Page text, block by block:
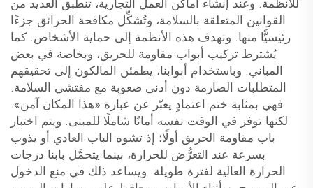
للأنظمة. وعند إنشاء أماكن العمل التجارية، تنطبق العديد من
القوانين المتعلقة بالسلامة، وتُشكِّل مكافحة الحرائق جزءًا
رئيسيًّا منها. وتهدف هذه الأنظمة إلى حماية الأشخاص. كما
يُشترط تركيب أبواب مقاومة للحريق، وبخاصة في بعض
المباني. وباستخدام أبوابنا، يطمئن المالكون إلى تحقيقهم
المتطلبات الصارمة دون أدنى صعوبة مع مفتشي السلامة.
فهي بمثابة ختم اعتمادٍ يعبّر عن عبارة «هذا المكان آمن».
لكنها توفر في الوقت نفسه أمانًا شاملًا للمبنى. ويتم اختبار
باب مقاومة الحريق أولًا؛ إذ تشوه الباب العادي أو يذوب
بسرعة عند التعرُّض للحرارة، بينما يتحمَّل بابنا درجات
الحرارة العالية لفترة طويلة. ويساعد ذلك في منع الدخول